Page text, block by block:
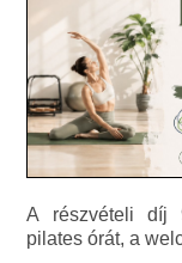
A részvételi díj
pilates órát, a